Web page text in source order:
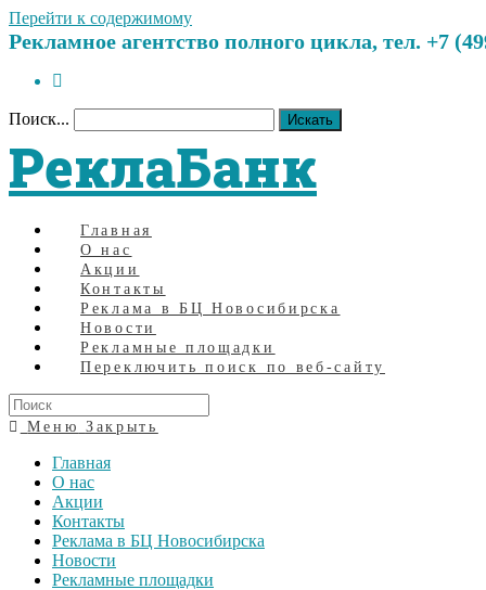
Перейти к содержимому
Рекламное агентство полного цикла, тел. +7
Поиск... Искать
РеклаБанк
Главная
О нас
Акции
Контакты
Реклама в БЦ Новосибирска
Новости
Рекламные площадки
Переключить поиск по веб-сайту
Меню Закрыть
Главная
О нас
Акции
Контакты
Реклама в БЦ Новосибирска
Новости
Рекламные площадки